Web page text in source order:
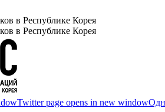
в Республике Корея
в Республике Корея
Twitter page opens in new window